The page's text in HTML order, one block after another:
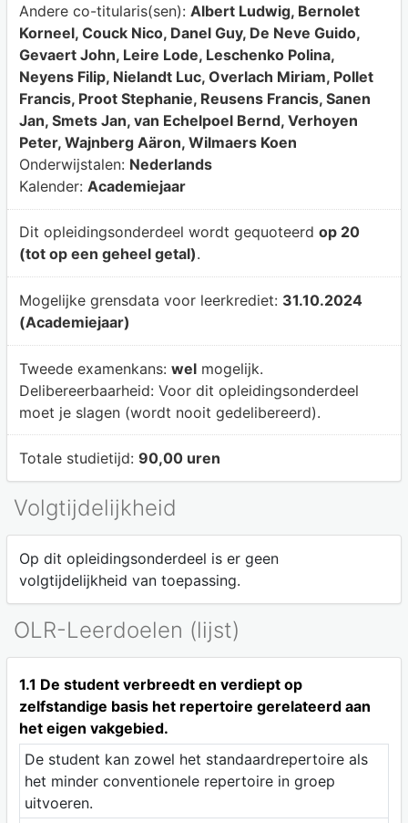
Andere co-titularis(sen): Albert Ludwig, Bernolet
Korneel, Couck Nico, Danel Guy, De Neve Guido,
Gevaert John, Leire Lode, Leschenko Polina,
Neyens Filip, Nielandt Luc, Overlach Miriam, Pollet
Francis, Proot Stephanie, Reusens Francis, Sanen
Jan, Smets Jan, van Echelpoel Bernd, Verhoyen
Peter, Wajnberg Aäron, Wilmaers Koen
Onderwijstalen: Nederlands
Kalender: Academiejaar
Dit opleidingsonderdeel wordt gequoteerd op 20
(tot op een geheel getal).
Mogelijke grensdata voor leerkrediet: 31.10.2024
(Academiejaar)
Tweede examenkans: welmogelijk.
Delibereerbaarheid: Voor dit opleidingsonderdeel
moet je slagen (wordt nooit gedelibereerd).
Totale studietijd: 90,00 uren
Volgtijdelijkheid
Op dit opleidingsonderdeel is er geen
volgtijdelijkheid van toepassing.
OLR-Leerdoelen (lijst)
1.1 De student verbreedt en verdiept op
zelfstandige basis het repertoire gerelateerd aan
het eigen vakgebied.
De student kan zowel het standaardrepertoire als
het minder conventionele repertoire in groep
uitvoeren.